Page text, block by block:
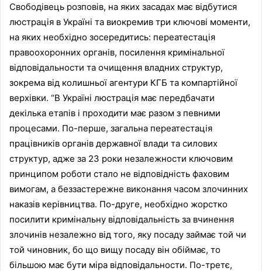
Свободівець розповів, на яких засадах має відбутися
люстрація в Україні та виокремив три ключові моменти,
на яких необхідно зосередитись: переатестація
правоохоронних органів, посилення кримінальної
відповідальности та очищення владних структур,
зокрема від колишньої агентури КГБ та компартійної
верхівки. “В Україні люстрація має передбачати
декілька етапів і проходити має разом з певними
процесами. По-перше, загальна переатестація
працівників органів державної влади та силових
структур, адже за 23 роки незалежности ключовим
принципом роботи стало не відповідність фаховим
вимогам, а беззастережне виконання часом злочинних
наказів керівництва. По-друге, необхідно жорстко
посилити кримінальну відповідальність за вчинення
злочинів незалежно від того, яку посаду займає той чи
той чиновник, бо що вищу посаду він обіймає, то
більшою має бути міра відповідальности. По-третє,